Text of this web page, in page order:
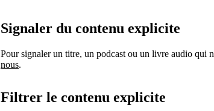
Signaler du contenu explicite
Pour signaler un titre, un podcast ou un livre audio qui
nous.
Filtrer le contenu explicite